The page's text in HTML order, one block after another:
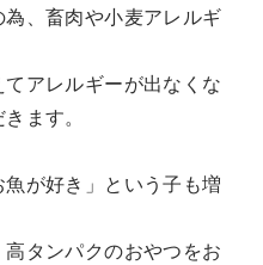
、畜肉や小麦アレルギ
アレルギーが出なくな
ます。
が好き」という子も増
タンパクのおやつをお